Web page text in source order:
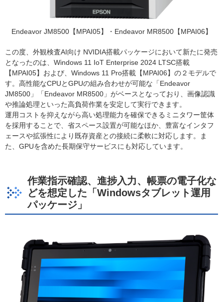
Endeavor JM8500【MPAI05】・Endeavor MR8500【MPAI06】
この度、外観検査AI向け NVIDIA搭載パッケージにおいて新たに発売
となったのは、Windows 11 IoT Enterprise 2024 LTSC搭載
【MPAI05】および、Windows 11 Pro搭載【MPAI06】の２モデルで
す。高性能なCPUとGPUの組み合わせが可能な「Endeavor
JM8500」「Endeavor MR8500」がベースとなっており、画像認識
や推論処理といった高負荷作業を安定して実行できます。
運用コストを抑えながら高い処理能力を確保できるミニタワー筐体
を採用することで、省スペース設置が可能なほか、豊富なインタフ
ェースや拡張性により既存資産との接続に柔軟に対応します。ま
た、GPUを含めた長期保守サービスにも対応しています。
作業指示確認、進捗入力、帳票の電子化な
どを想定した「Windowsタブレット運用
パッケージ」